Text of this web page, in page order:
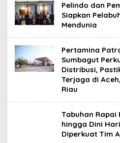
Pelindo dan
Siapkan
Mendunia
Pertamina
Sumbagut
Distribusi,
Terjaga di
Riau
Tabuhan Rapai
hingga Dini
Diperkuat Tim